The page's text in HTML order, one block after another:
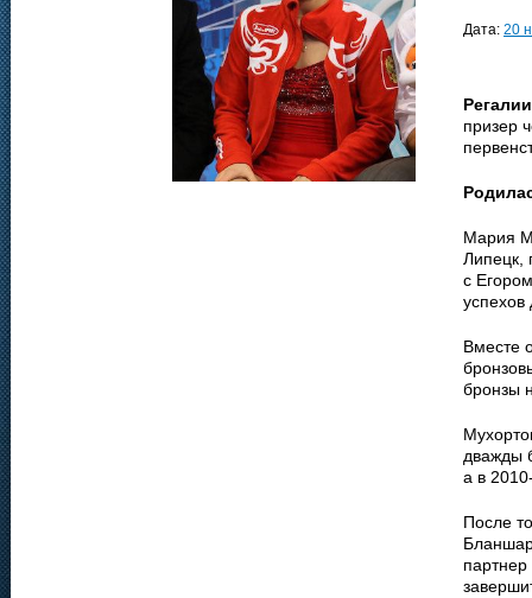
Дата: 20
призер
Мария
Липецк,
с
Вместе
бронзы
дважды
а в
После